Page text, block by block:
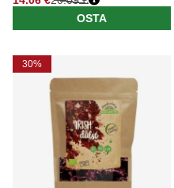
Normaali hinta
OSTA
30%